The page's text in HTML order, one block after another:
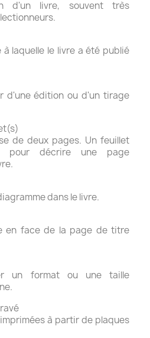
d'un livre, souvent très
laquelle le livre a été publié
d'une édition ou d'un tirage
de deux pages. Un feuillet
pour décrire une page
dans le livre.
en face de la page de titre
un format ou une taille
à partir de plaques